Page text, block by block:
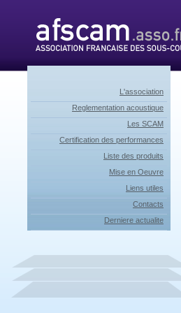
L'association
Reglementation acoustique
Les SCAM
Certification des performances
Liste des produits
Mise en Oeuvre
Liens utiles
Contacts
Derniere actualite